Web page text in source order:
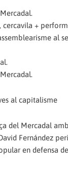
cercavila +
al
al capitalisme
del Mercadal
Fernández
en defensa